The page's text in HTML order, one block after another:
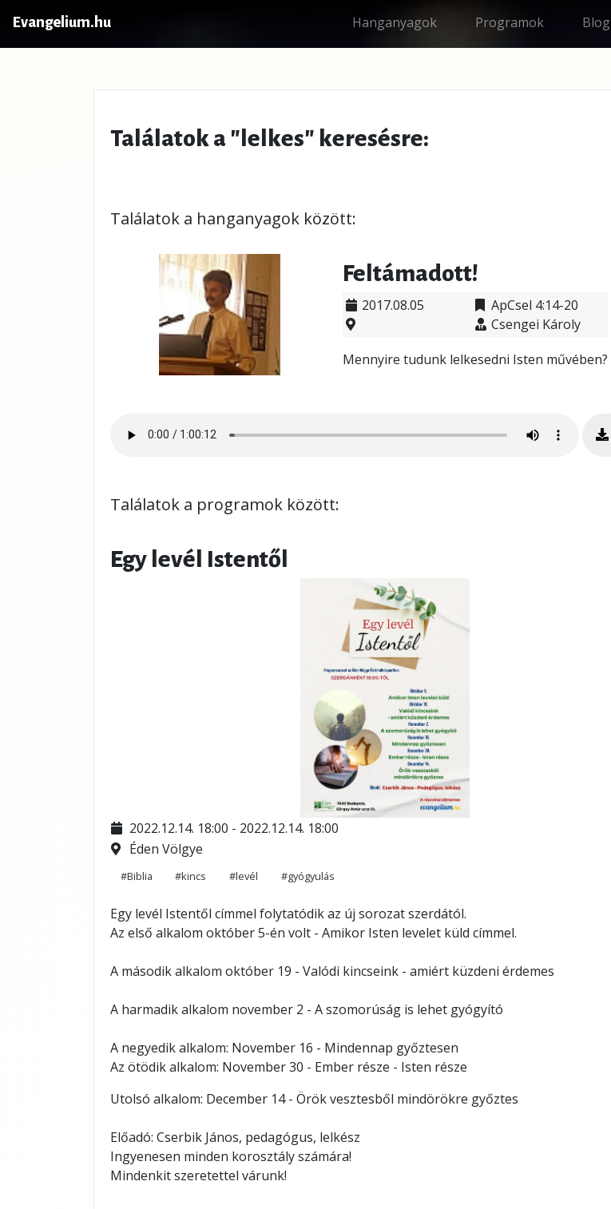
Evangelium.hu Hanganyagok Programok Blog
Találatok a "lelkes" keresésre:
Találatok a hanganyagok között:
Feltámadott!
2017.08.05
ApCsel 4:14-20
Csengei Károly
Mennyire tudunk lelkesedni Isten művében?
Találatok a programok között:
Egy levél Istentől
2022.12.14. 18:00 - 2022.12.14. 18:00
Éden Völgye
#Biblia #kincs #levél #gyógyulás
Egy levél Istentől címmel folytatódik az új sorozat szerdától.
Az első alkalom október 5-én volt - Amikor Isten levelet küld címmel.
A második alkalom október 19 - Valódi kincseink - amiért küzdeni érdemes
A harmadik alkalom november 2 - A szomorúság is lehet gyógyító
A negyedik alkalom: November 16 - Mindennap győztesen
Az ötödik alkalom: November 30 - Ember része - Isten része
Utolsó alkalom: December 14 - Örök vesztesből mindörökre győztes
Előadó: Cserbik János, pedagógus, lelkész
Ingyenesen minden korosztály számára!
Mindenkit szeretettel várunk!